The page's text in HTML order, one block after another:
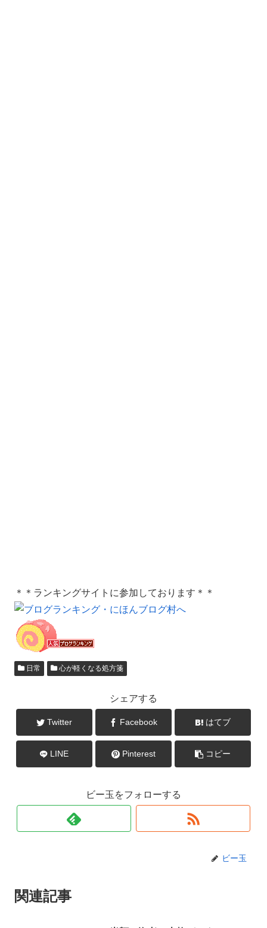
＊＊ランキングサイトに参加しております＊＊
日常 心が軽くなる処方箋
シェアする
Twitter Facebook はてブ
LINE Pinterest コピー
ビー玉をフォローする
ビー玉
関連記事